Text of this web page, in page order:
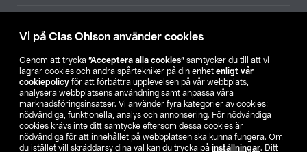
Vi på Clas Ohlson använder cookies
Genom att trycka ”Acceptera alla cookies” samtycker du till att vi
lagrar cookies och andra spårtekniker på din enhet enligt vår
cookiepolicy för att förbättra upplevelsen på vår webbplats,
analysera webbplatsens användning samt anpassa våra
marknadsföringsinsatser. Vi använder fyra kategorier av cookies:
nödvändiga, funktionella, analys och annonsering. För nödvändiga
cookies krävs inte ditt samtycke eftersom dessa cookies är
nödvändiga för att innehållet på webbplatsen ska kunna fungera. Om
du istället vill skräddarsy dina val kan du trycka på inställningar. Ditt
Hitta butik
SE NO FI